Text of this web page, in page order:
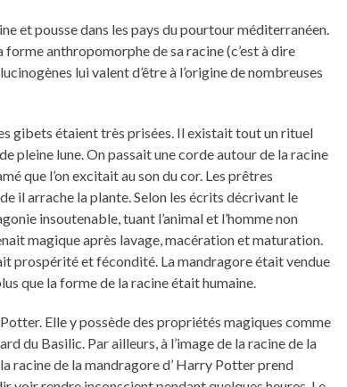
et pousse dans les pays du pourtour méditerranéen.
forme anthropomorphe de sa racine (c’est à dire
lui valent d’être à l’origine de nombreuses
gibets étaient très prisées. Il existait tout un rituel
pleine lune. On passait une corde autour de la racine
que l’on excitait au son du cor. Les prêtres
il arrache la plante. Selon les écrits décrivant le
insoutenable, tuant l’animal et l’homme non
magique après lavage, macération et maturation.
prospérité et fécondité. La mandragore était vendue
que la forme de la racine était humaine.
Elle y possède des propriétés magiques comme
du Basilic. Par ailleurs, à l’image de la racine de la
racine de la mandragore d’ Harry Potter prend